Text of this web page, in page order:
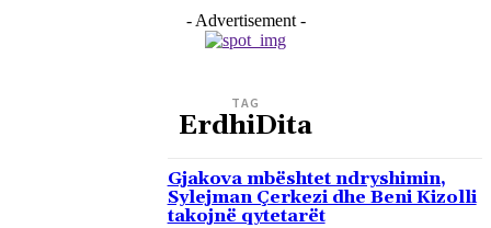
- Advertisement -
TAG
ErdhiDita
Gjakova mbështet ndryshimin,
Sylejman Çerkezi dhe Beni Kizolli
takojnë qytetarët